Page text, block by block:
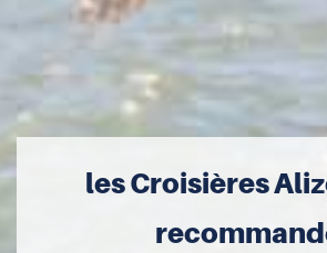
les Croisières